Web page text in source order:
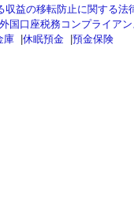
収益の移転防止に関する法
国口座税務コンプライア
庫 |休眠預金 |預金保険